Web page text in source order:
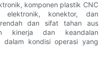
komponen plastik CNC
elektronik, konektor, dan
dan sifat tahan aus
kinerja dan keandalan
dalam kondisi operasi yang